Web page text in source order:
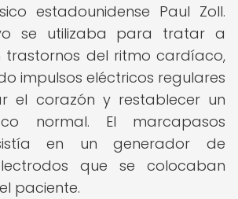
estadounidense Paul Zoll.
se utilizaba para tratar a
trastornos del ritmo cardíaco,
impulsos eléctricos regulares
el corazón y restablecer un
normal. El marcapasos
en un generador de
que se colocaban
paciente.